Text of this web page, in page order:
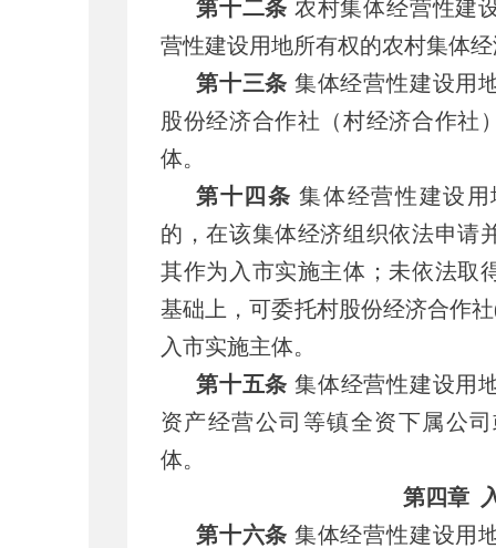
第十二条 农村集体经营性建
营性建设用地所有权的农村集体
第十三条 集体经营性建设用
股份经济合作社（村经济合作社
体。
第十四条 集体经营性建设
的，在该集体经济组织依法申请
其作为入市实施主体；未依法取
基础上，可委托村股份经济合作
入市实施主体。
第十五条 集体经营性建设用
资产经营公司等镇全资下属公
体。
第四章
第十六条 集体经营性建设用